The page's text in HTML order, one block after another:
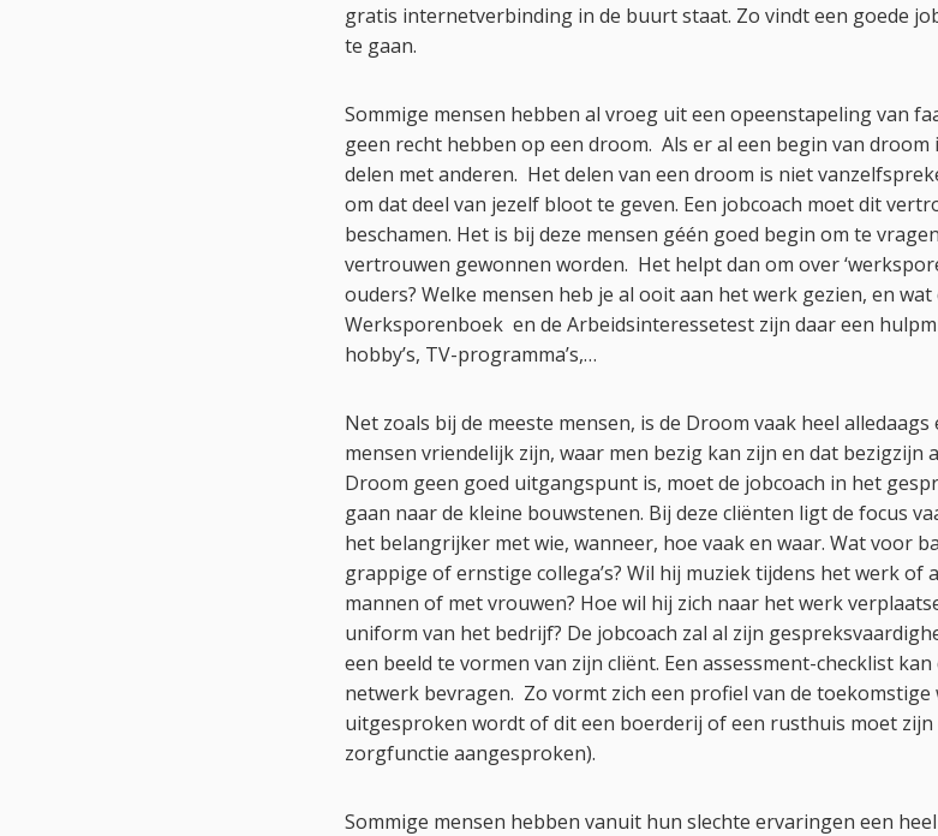
gratis internetverbinding in de buurt staat. Zo vindt een goede
te gaan.
Sommige mensen hebben al vroeg uit een opeenstapeling van
geen recht hebben op een droom. Als er al een begin van droom
delen met anderen. Het delen van een droom is niet
om dat deel van jezelf bloot te geven. Een jobcoach moet dit
beschamen. Het is bij deze mensen géén goed begin om te
vertrouwen gewonnen worden. Het helpt dan om over
ouders? Welke mensen heb je al ooit aan het werk gezien, en
Werksporenboek en de Arbeidsinteressetest zijn daar een
hobby’s, TV-programma’s,…
Net zoals bij de meeste mensen, is de Droom vaak heel
mensen vriendelijk zijn, waar men bezig kan zijn en dat bezigzijn
Droom geen goed uitgangspunt is, moet de jobcoach in het
gaan naar de kleine bouwstenen. Bij deze cliënten ligt de focus
het belangrijker met wie, wanneer, hoe vaak en waar. Wat voor
grappige of ernstige collega’s? Wil hij muziek tijdens het werk
mannen of met vrouwen? Hoe wil hij zich naar het werk
uniform van het bedrijf? De jobcoach zal al zijn
een beeld te vormen van zijn cliënt. Een assessment-checklist
netwerk bevragen. Zo vormt zich een profiel van de
uitgesproken wordt of dit een boerderij of een rusthuis moet
zorgfunctie aangesproken).
Sommige mensen hebben vanuit hun slechte ervaringen een